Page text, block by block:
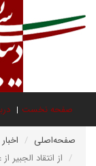
صفحه نخست
صفحه‌اصلی اخبار
از انتقاد